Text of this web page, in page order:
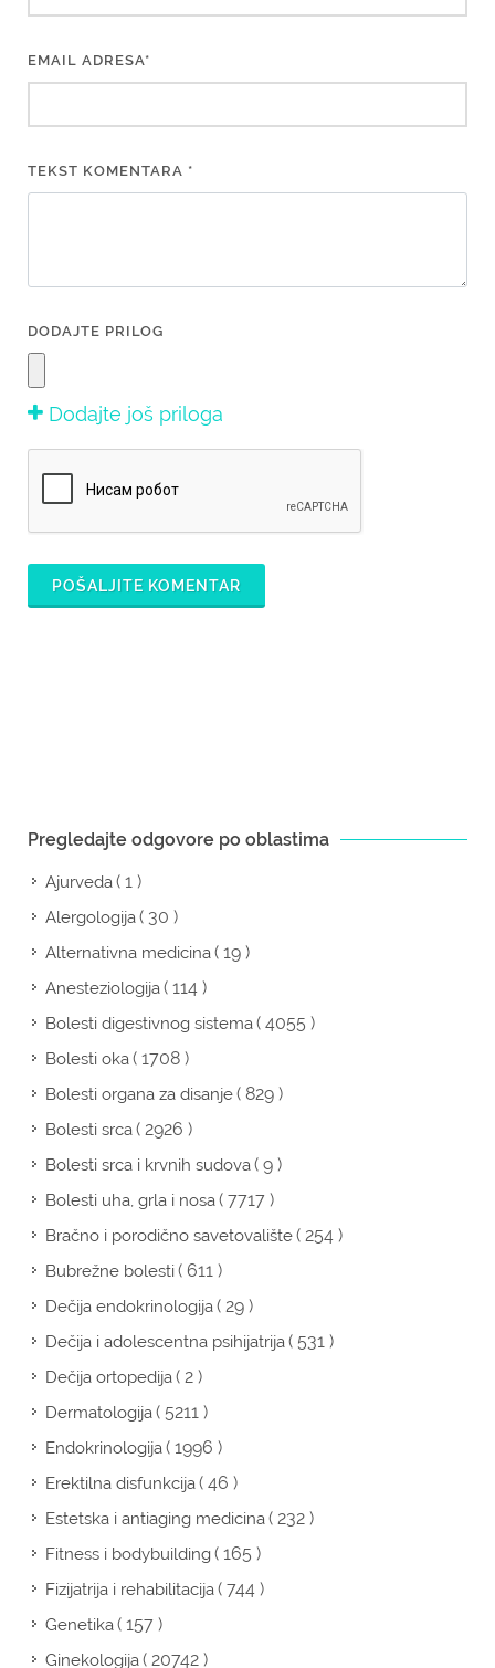
EMAIL ADRESA*
TEKST KOMENTARA *
DODAJTE PRILOG
Dodajte još priloga
POŠALJITE KOMENTAR
Pregledajte odgovore po oblastima
Ajurveda( 1 )
Alergologija( 30 )
Alternativna medicina( 19 )
Anesteziologija( 114 )
Bolesti digestivnog sistema( 4055 )
Bolesti oka( 1708 )
Bolesti organa za disanje( 829 )
Bolesti srca( 2926 )
Bolesti srca i krvnih sudova( 9 )
Bolesti uha, grla i nosa( 7717 )
Bračno i porodično savetovalište( 254 )
Bubrežne bolesti( 611 )
Dečija endokrinologija( 29 )
Dečija i adolescentna psihijatrija( 531 )
Dečija ortopedija( 2 )
Dermatologija( 5211 )
Endokrinologija( 1996 )
Erektilna disfunkcija( 46 )
Estetska i antiaging medicina( 232 )
Fitness i bodybuilding( 165 )
Fizijatrija i rehabilitacija( 744 )
Genetika( 157 )
Ginekologija( 20742 )